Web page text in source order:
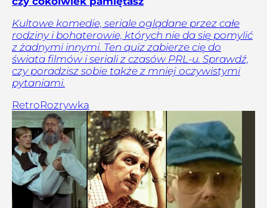
Kultowe komedie, seriale oglądane przez całe
rodziny i bohaterowie, których nie da się pomylić
z żadnymi innymi. Ten quiz zabierze cię do
świata filmów i seriali z czasów PRL-u. Sprawdź,
czy poradzisz sobie także z mniej oczywistymi
pytaniami.
RetroRozrywka